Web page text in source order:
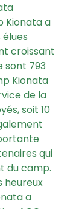
Kionata a
croissant
sont 793
Kionata
de la
soit 10
qui
du camp.
heureux
a